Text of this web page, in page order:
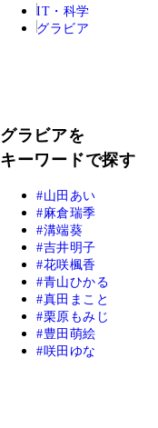
IT・科学
グラビア
グラビアを
キーワードで探す
山田あい
麻倉瑞季
溝端葵
吉井明子
花咲楓香
青山ひかる
真田まこと
栗原もみじ
豊田萌絵
咲田ゆな